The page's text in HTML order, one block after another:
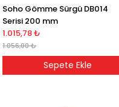
Soho Gömme Sürgü DB014
Serisi 200 mm
1.015,78 ₺
1.056,00 ₺
Sepete Ekle